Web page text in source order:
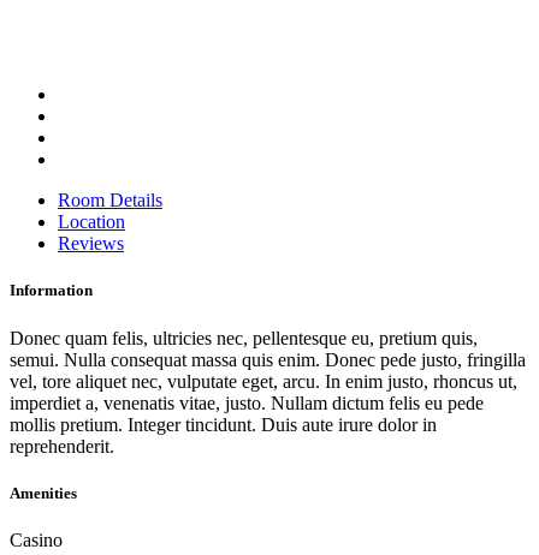
Room Details
Location
Reviews
Information
Donec quam felis, ultricies nec, pellentesque eu, pretium quis,
semui. Nulla consequat massa quis enim. Donec pede justo, fringilla
vel, tore aliquet nec, vulputate eget, arcu. In enim justo, rhoncus ut,
imperdiet a, venenatis vitae, justo. Nullam dictum felis eu pede
mollis pretium. Integer tincidunt. Duis aute irure dolor in
reprehenderit.
Amenities
Casino